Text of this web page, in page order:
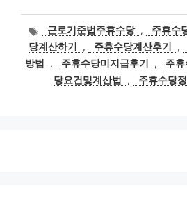
태
그
근로기준법주휴수당 , 주휴수
당계산하기
, 주휴수당계산후기 ,
방법
, 주휴수당미지급후기 , 주휴
당요건및계산법
, 주휴수당